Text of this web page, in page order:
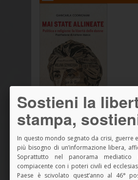
Sostieni la
stampa,
In questo mondo segnato da crisi, guerre
più bisogno di un’informazione libera,
Soprattutto nel panorama
compiacente con i poteri civili ed
Paese è scivolato quest’anno al 46°